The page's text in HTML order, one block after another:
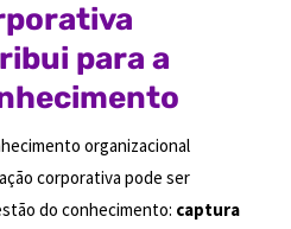
para a
organizacional
corporativa pode ser
do conhecimento: captura